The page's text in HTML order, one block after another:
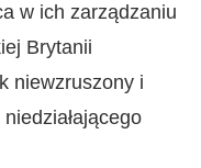
w ich zarządzaniu
Brytanii
niewzruszony i